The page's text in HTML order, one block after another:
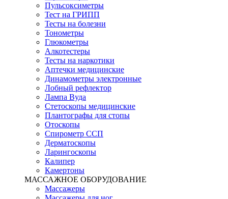
Пульсоксиметры
Тест на ГРИПП
Тесты на болезни
Тонометры
Глюкометры
Алкотестеры
Тесты на наркотики
Аптечки медицинские
Динамометры электронные
Лобный рефлектор
Лампа Вуда
Стетоскопы медицинские
Плантографы для стопы
Отоскопы
Спирометр ССП
Дерматоскопы
Ларингоскопы
Калипер
Камертоны
МАССАЖНОЕ ОБОРУДОВАНИЕ
Массажеры